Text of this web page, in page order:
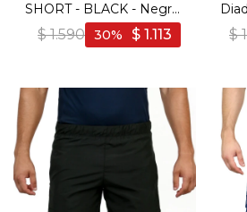
SHORT - BLACK - Negro-
Negro
$ 1.590 $ 1.113
30 $